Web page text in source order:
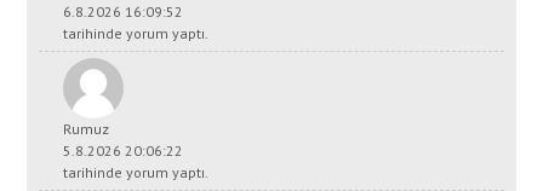
6.8.2026 16:09:52
tarihinde yorum yaptı.
Rumuz
5.8.2026 20:06:22
tarihinde yorum yaptı.